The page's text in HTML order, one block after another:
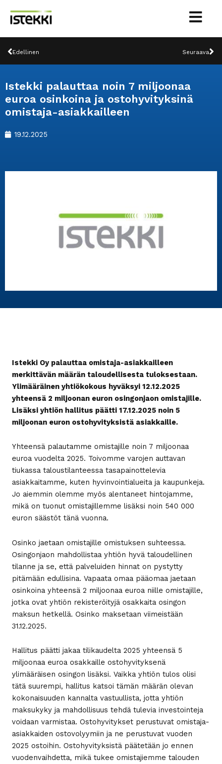
sisältöön
Prev
Edellinen Seuraava
Istekki palauttaa noin 7 miljoonaa
euroa osinkoina ja ostohyvityksinä
omistaja-asiakkailleen
19.12.2025
Istekki Oy palauttaa omistaja-asiakkailleen
merkittävän määrän taloudellisesta tuloksestaan.
Ylimääräinen yhtiökokous hyväksyi 12.12.2025
yhteensä 2 miljoonan euron osingonjaon omistajille.
Lisäksi yhtiön hallitus päätti 17.12.2025 noin 5
miljoonan euron ostohyvityksistä asiakkaille.
Yhteensä palautamme omistajille noin 7 miljoonaa
euroa vuodelta 2025. Toivomme varojen auttavan
tiukassa taloustilanteessa tasapainottelevia
asiakkaitamme, kuten hyvinvointialueita ja kaupunkeja.
Jo aiemmin olemme myös alentaneet hintojamme,
mikä on tuonut omistajillemme lisäksi noin 540 000
euron säästöt tänä vuonna.
Osinko jaetaan omistajille omistuksen suhteessa.
Osingonjaon mahdollistaa yhtiön hyvä taloudellinen
tilanne ja se, että palveluiden hinnat on pystytty
pitämään edullisina. Vapaata omaa pääomaa jaetaan
osinkoina yhteensä 2 miljoonaa euroa niille omistajille,
jotka ovat yhtiön rekisteröityjä osakkaita osingon
maksun hetkellä. Osinko maksetaan viimeistään
31.12.2025.
Hallitus päätti jakaa tilikaudelta 2025 yhteensä 5
miljoonaa euroa osakkaille ostohyvityksenä
ylimääräisen osingon lisäksi. Vaikka yhtiön tulos olisi
tätä suurempi, hallitus katsoi tämän määrän olevan
kokonaisuuden kannalta vastuullista, jotta yhtiön
maksukyky ja mahdollisuus tehdä tulevia investointeja
voidaan varmistaa. Ostohyvitykset perustuvat omistaja-
asiakkaiden ostovolyymiin ja ne perustuvat vuoden
2025 ostoihin. Ostohyvityksistä päätetään jo ennen
vuodenvaihdetta, mikä tukee omistajiemme talouden